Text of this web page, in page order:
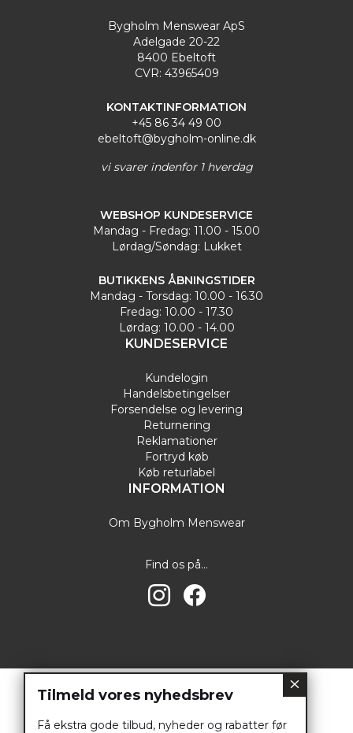
Tilmeld vores nyhedsbrev
Få ekstra gode tilbud, nyheder og rabatter før
Bygholm Menswear ApS
Adelgade 20-22
8400 Ebeltoft
CVR: 43965409
KONTAKTINFORMATION
+45 86 34 49 00
ebeltoft@bygholm-online.dk
vi svarer indenfor 1 hverdag
WEBSHOP KUNDESERVICE
Mandag - Fredag: 11.00 - 15.00
Lørdag/Søndag: Lukket
BUTIKKENS ÅBNINGSTIDER
Mandag - Torsdag: 10.00 - 16.30
Fredag: 10.00 - 17.30
Lørdag: 10.00 - 14.00
KUNDESERVICE
Kundelogin
Handelsbetingelser
Forsendelse og levering
Returnering
Reklamationer
Fortryd køb
Køb returlabel
INFORMATION
Om Bygholm Menswear
Find os på...